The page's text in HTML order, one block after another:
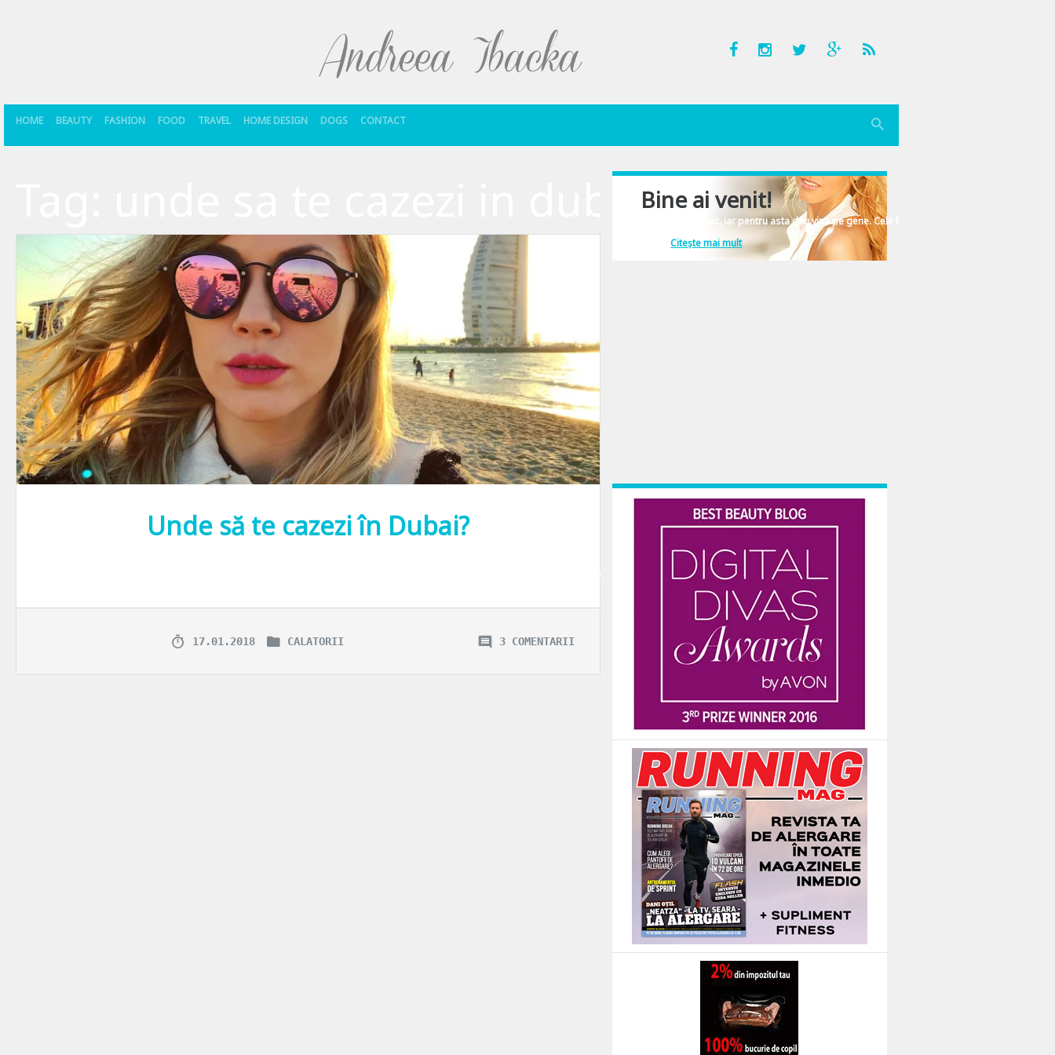
HOME BEAUTY FASHION FOOD TRAVEL HOME DESIGN DOGS CONTACT
unde sa te cazezi in dubai
Unde să te cazezi în Dubai?
În Dubai se construiește într-un ritm amețitor. Probabil ca nicăieri în altă parte pe planeta aceasta. Motiv pentru care sunt sanșe să nu recunoști mare lucru din oraș dacă lipsești vreo 10 ani din peisaj. Și fiindcă orașul
17.01.2018 CALATORII 3 COMENTARII
Bine ai venit!
Îmi place să comunic, iar pentru asta dau vina pe gene. Cele înscrise în ADN-ul femeiesc.
Citește mai mult